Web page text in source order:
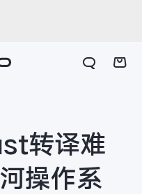
转译难
操作系